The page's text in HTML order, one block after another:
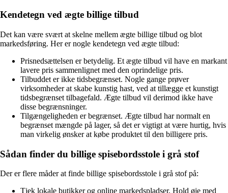
Kendetegn ved ægte billige tilbud
Det kan være svært at skelne mellem ægte billige tilbud og blot
markedsføring. Her er nogle kendetegn ved ægte tilbud:
Prisnedsættelsen er betydelig. Et ægte tilbud vil have en markant
lavere pris sammenlignet med den oprindelige pris.
Tilbuddet er ikke tidsbegrænset. Nogle gange prøver
virksomheder at skabe kunstig hast, ved at tillægge et kunstigt
tidsbegrænset tilbagefald. Ægte tilbud vil derimod ikke have
disse begrænsninger.
Tilgængeligheden er begrænset. Ægte tilbud har normalt en
begrænset mængde på lager, så det er vigtigt at være hurtig, hvis
man virkelig ønsker at købe produktet til den billigere pris.
Sådan finder du billige spisebordsstole i grå stof
Der er flere måder at finde billige spisebordsstole i grå stof på:
Tjek lokale butikker og online markedspladser. Hold øje med